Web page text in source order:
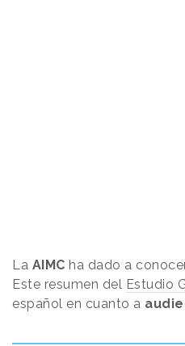
La AIMC ha dado a
Este resumen del Estudio
español en cuanto a